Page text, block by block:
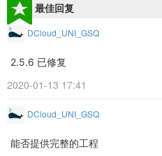
最佳回复
DCloud_UNI_GSQ
2.5.6 已修复
2020-01-13 17:41
DCloud_UNI_GSQ
能否提供完整的工程